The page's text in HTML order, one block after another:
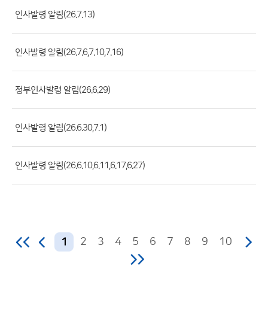
일,
회
수)
인사발령 알림(26.7.13)
인사발령 알림(26.7.6,7.10,7.16)
정부인사발령 알림(26.6.29)
인사발령 알림(26.6.30,7.1)
인사발령 알림(26.6.10,6.11,6.17,6.27)
1 2 3 4 5 6 7 8 9 10